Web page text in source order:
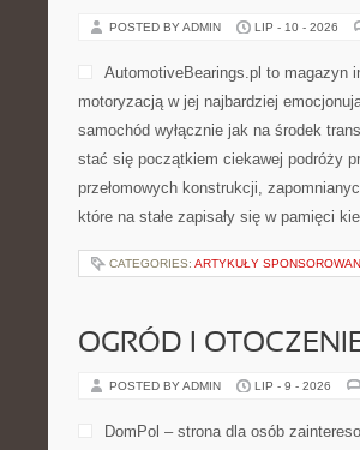
POSTED BY ADMIN LIP - 10 - 2026
AutomotiveBearings.pl to magazyn
motoryzacją w jej najbardziej
samochód wyłącznie jak na środek
stać się początkiem ciekawej podróży
przełomowych konstrukcji,
które na stałe zapisały się w pamięci
CATEGORIES: ARTYKUŁY
OGRÓD I
POSTED BY ADMIN LIP - 9 - 2026
DomPol – strona dla osób